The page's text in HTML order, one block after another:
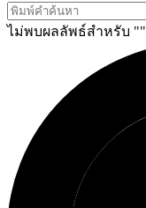
ไม่พบผลลัพธ์สำหรับ ""